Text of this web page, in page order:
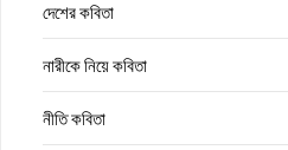
দেশের কবিতা
নারীকে নিয়ে কবিতা
নীতি কবিতা